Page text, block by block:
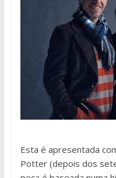
Esta é apresentada
Potter (depois dos